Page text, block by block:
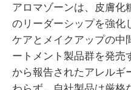
アロマゾーンは、皮膚化
のリーダーシップを強化
ケアとメイクアップの中
ートメント製品群を発売
から報告されたアレルギ